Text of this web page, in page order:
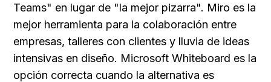
Teams" en lugar de "la mejor pizarra". Miro es la
mejor herramienta para la colaboración entre
empresas, talleres con clientes y lluvia de ideas
intensivas en diseño. Microsoft Whiteboard es la
opción correcta cuando la alternativa es